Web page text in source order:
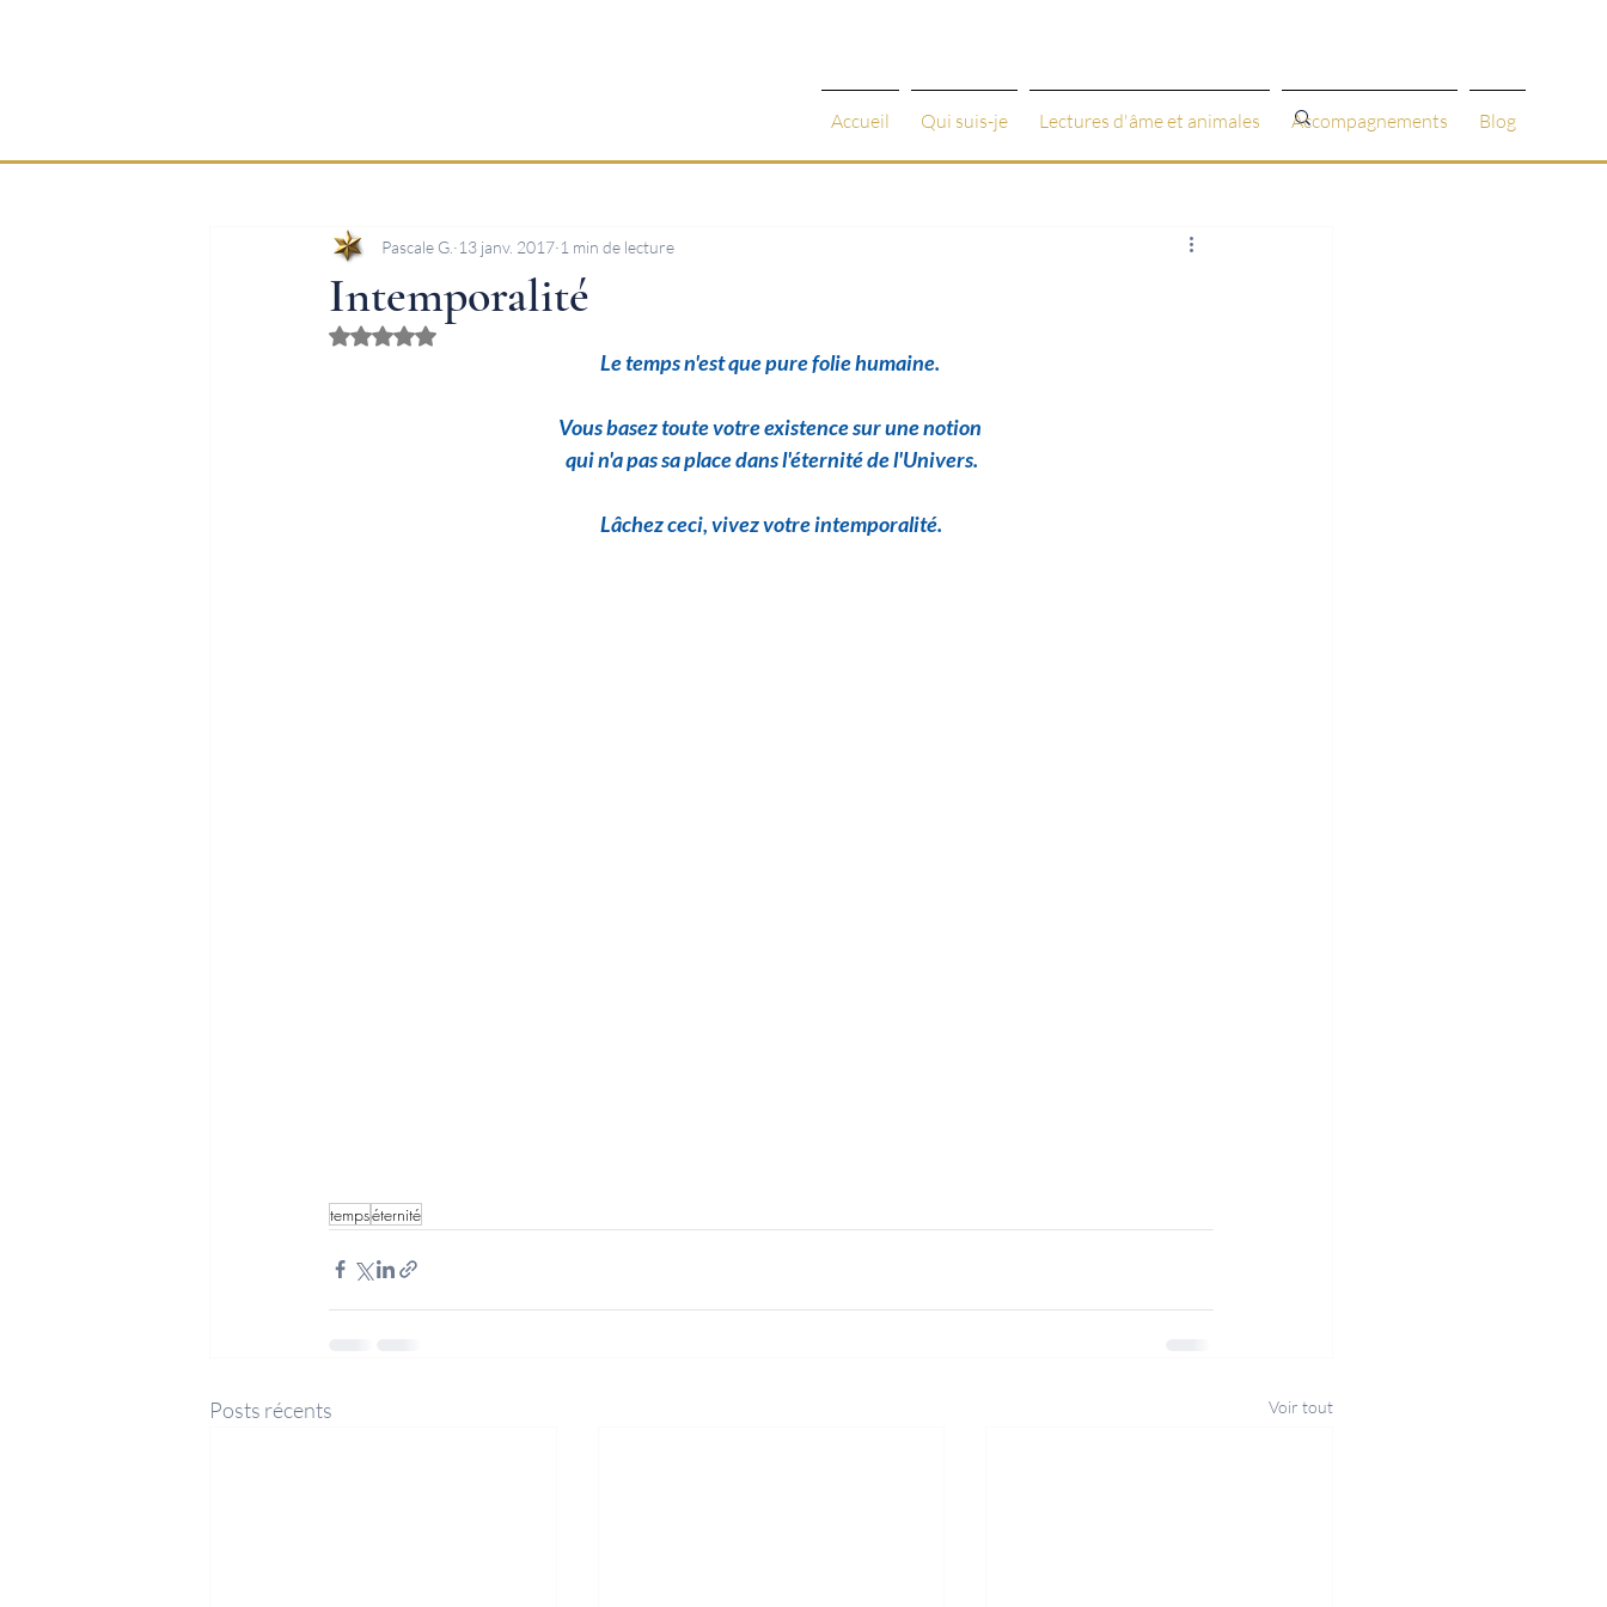
Accueil Qui suis-je Lectures d'âme et animales Accompagnements Blog
Intemporalité
Pascale G. 13 janv. 2017 1 min de lecture
Noté NaN étoiles sur 5.
Le temps n'est que pure folie humaine.
Vous basez toute votre existence sur une notion
qui n'a pas sa place dans l'éternité de l'Univers.
Lâchez ceci, vivez votre intemporalité.
tempséternité
Posts récents Voir tout